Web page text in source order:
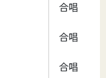
合唱
合唱
合唱